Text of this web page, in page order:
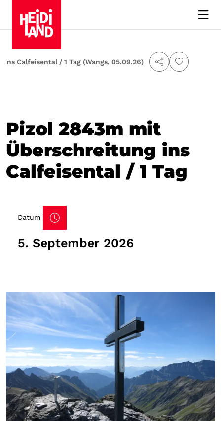
Calfeisental / 1 Tag (Wangs, 05.09.26)
Pizol 2843m mit
Überschreitung ins
Calfeisental / 1 Tag
Datum
5. September 2026